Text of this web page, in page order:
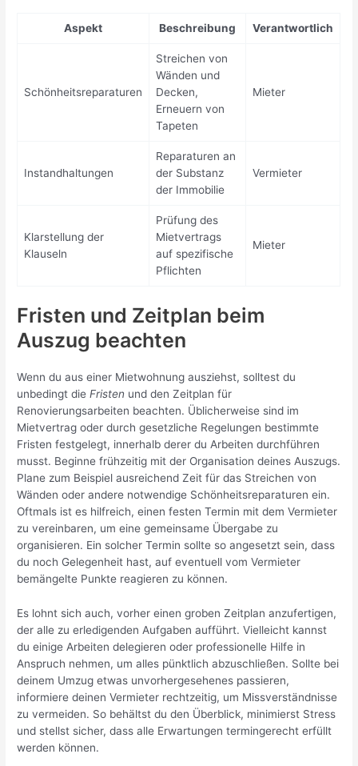
Aspekt Beschreibung Verantwortlich
Schönheitsreparaturen
Streichen von
Wänden und
Decken,
Erneuern von
Tapeten
Mieter
Instandhaltungen
Reparaturen an
der Substanz
der Immobilie
Vermieter
Klarstellung der
Klauseln
Prüfung des
Mietvertrags
auf spezifische
Pflichten
Mieter
Fristen und Zeitplan beim
Auszug beachten
Wenn du aus einer Mietwohnung ausziehst, solltest du
unbedingt dieFristen und den Zeitplan für
Renovierungsarbeiten beachten. Üblicherweise sind im
Mietvertrag oder durch gesetzliche Regelungen bestimmte
Fristen festgelegt, innerhalb derer du Arbeiten durchführen
musst. Beginne frühzeitig mit der Organisation deines Auszugs.
Plane zum Beispiel ausreichend Zeit für das Streichen von
Wänden oder andere notwendige Schönheitsreparaturen ein.
Oftmals ist es hilfreich, einen festen Termin mit dem Vermieter
zu vereinbaren, um eine gemeinsame Übergabe zu
organisieren. Ein solcher Termin sollte so angesetzt sein, dass
du noch Gelegenheit hast, auf eventuell vom Vermieter
bemängelte Punkte reagieren zu können.
Es lohnt sich auch, vorher einen groben Zeitplan anzufertigen,
der alle zu erledigenden Aufgaben aufführt. Vielleicht kannst
du einige Arbeiten delegieren oder professionelle Hilfe in
Anspruch nehmen, um alles pünktlich abzuschließen. Sollte bei
deinem Umzug etwas unvorhergesehenes passieren,
informiere deinen Vermieter rechtzeitig, um Missverständnisse
zu vermeiden. So behältst du den Überblick, minimierst Stress
und stellst sicher, dass alle Erwartungen termingerecht erfüllt
werden können.